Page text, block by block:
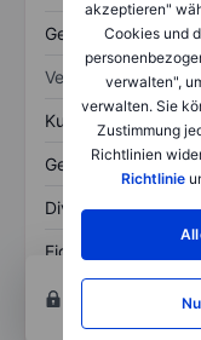
akzeptieren"
Cookies und
verwalten",
verwalten. Sie
Zustimmung
Richtlinien
Richtlinie
Gesamtschulden
Verhältnisse
Kurs/Umsatz
Gewinn je Aktie
Dividende je Aktie
Eigenkapitalrendite
Konto eröffnen
und Analyse-